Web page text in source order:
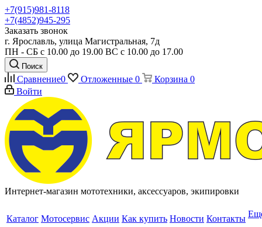
+7(915)981-8118
+7(4852)945-295
Заказать звонок
г. Ярославль, улица Магистральная, 7д
ПН - СБ с 10.00 до 19.00 ВС с 10.00 до 17.00
Поиск
Сравнение0 Отложенные 0 Корзина 0
Войти
Интернет-магазин мототехники, аксессуаров, экипировки
Каталог Мотосервис Акции Как купить Новости Контакты